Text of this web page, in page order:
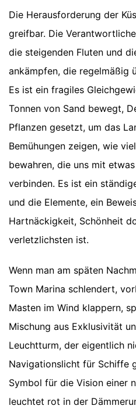
Die Herausforderung der
greifbar. Die
die steigenden Fluten und
ankämpfen, die regelmäßig
Es ist ein fragiles
Tonnen von Sand bewegt,
Pflanzen gesetzt, um das
Bemühungen zeigen, wie
bewahren, die uns mit
verbinden. Es ist ein
und die Elemente, ein
Hartnäckigkeit, Schönheit
verletzlichsten ist.
Wenn man am späten
Town Marina schlendert,
Masten im Wind klappern,
Mischung aus Exklusivität
Leuchtturm, der eigentlich
Navigationslicht für Schiffe
Symbol für die Vision einer
leuchtet rot in der